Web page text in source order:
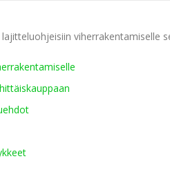
viherrakentamiselle